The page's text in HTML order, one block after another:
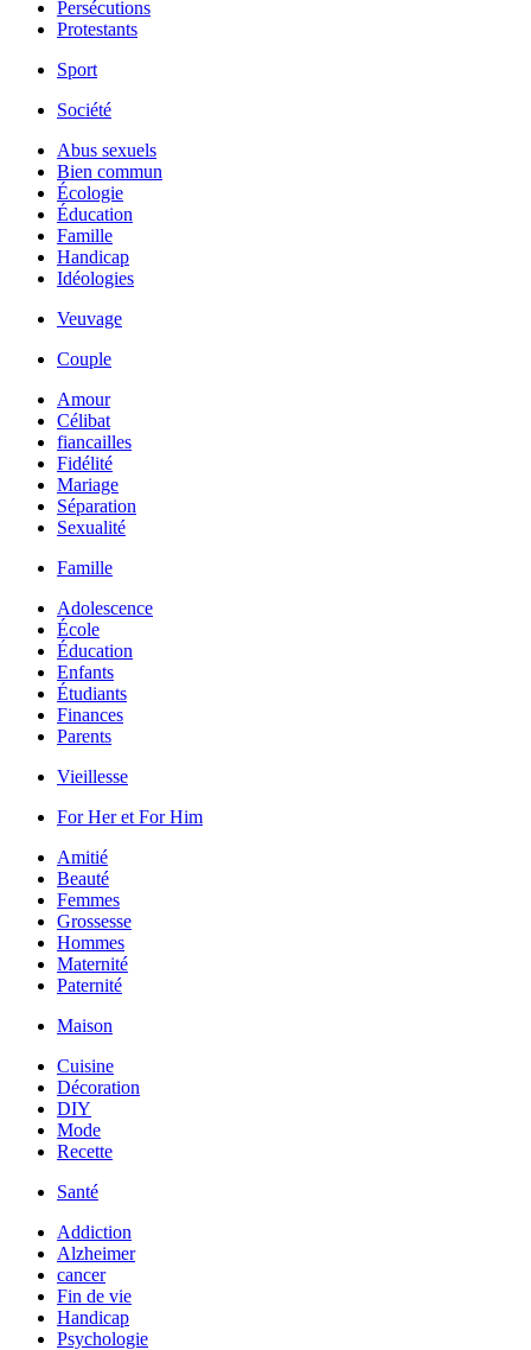
Persécutions
Protestants
Sport
Société
Abus sexuels
Bien commun
Écologie
Éducation
Famille
Handicap
Idéologies
Veuvage
Couple
Amour
Célibat
fiancailles
Fidélité
Mariage
Séparation
Sexualité
Famille
Adolescence
École
Éducation
Enfants
Étudiants
Finances
Parents
Vieillesse
For Her et For Him
Amitié
Beauté
Femmes
Grossesse
Hommes
Maternité
Paternité
Maison
Cuisine
Décoration
DIY
Mode
Recette
Santé
Addiction
Alzheimer
cancer
Fin de vie
Handicap
Psychologie